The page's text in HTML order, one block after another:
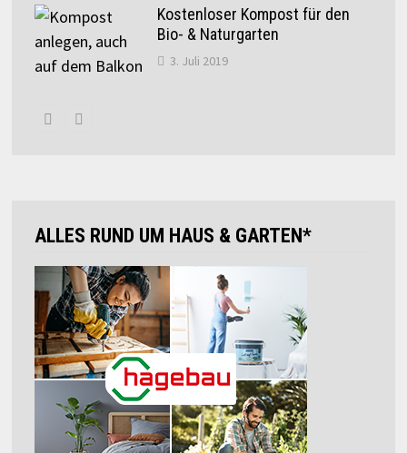
Kostenloser Kompost für den
Bio- & Naturgarten
3. Juli 2019
ALLES RUND UM HAUS & GARTEN*